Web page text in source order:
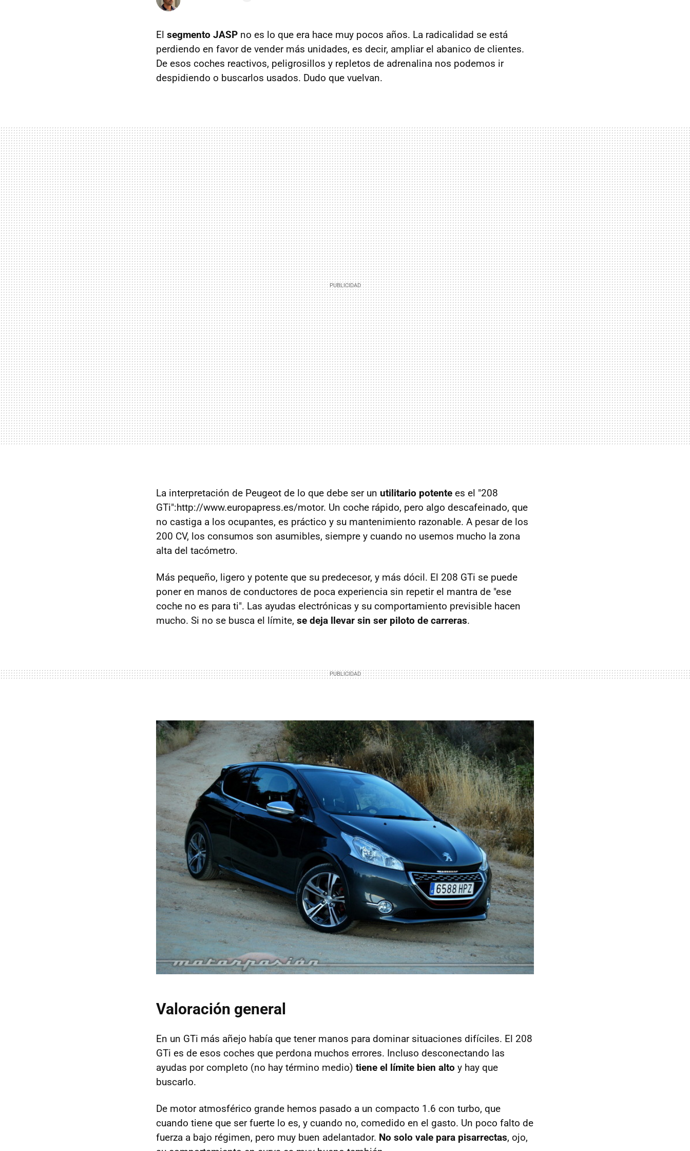
El segmento JASP no es lo que era hace muy pocos años. La radicalidad se está
perdiendo en favor de vender más unidades, es decir, ampliar el abanico de clientes.
De esos coches reactivos, peligrosillos y repletos de adrenalina nos podemos ir
despidiendo o buscarlos usados. Dudo que vuelvan.
La interpretación de Peugeot de lo que debe ser un utilitario potente es el "208
GTi":http://www.europapress.es/motor. Un coche rápido, pero algo descafeinado, que
no castiga a los ocupantes, es práctico y su mantenimiento razonable. A pesar de los
200 CV, los consumos son asumibles, siempre y cuando no usemos mucho la zona
alta del tacómetro.
Más pequeño, ligero y potente que su predecesor, y más dócil. El 208 GTi se puede
poner en manos de conductores de poca experiencia sin repetir el mantra de "ese
coche no es para ti". Las ayudas electrónicas y su comportamiento previsible hacen
mucho. Si no se busca el límite, se deja llevar sin ser piloto de carreras.
Valoración general
En un GTi más añejo había que tener manos para dominar situaciones difíciles. El 208
GTi es de esos coches que perdona muchos errores. Incluso desconectando las
ayudas por completo (no hay término medio) tiene el límite bien alto y hay que
buscarlo.
De motor atmosférico grande hemos pasado a un compacto 1.6 con turbo, que
cuando tiene que ser fuerte lo es, y cuando no, comedido en el gasto. Un poco falto de
fuerza a bajo régimen, pero muy buen adelantador. No solo vale para pisarrectas, ojo,